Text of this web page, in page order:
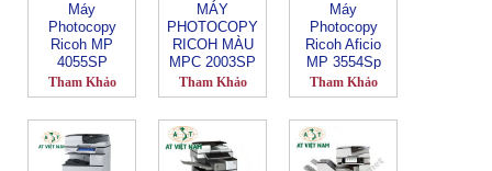
Máy
Photocopy
Ricoh MP
4055SP
Tham Khảo
MÁY
PHOTOCOPY
RICOH MÀU
MPC 2003SP
Tham Khảo
Máy
Photocopy
Ricoh Aficio
MP 3554Sp
Tham Khảo